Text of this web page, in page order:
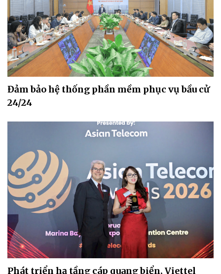
Đảm bảo hệ thống phần mềm phục vụ bầu cử
24/24
Phát triển hạ tầng cáp quang biển, Viettel